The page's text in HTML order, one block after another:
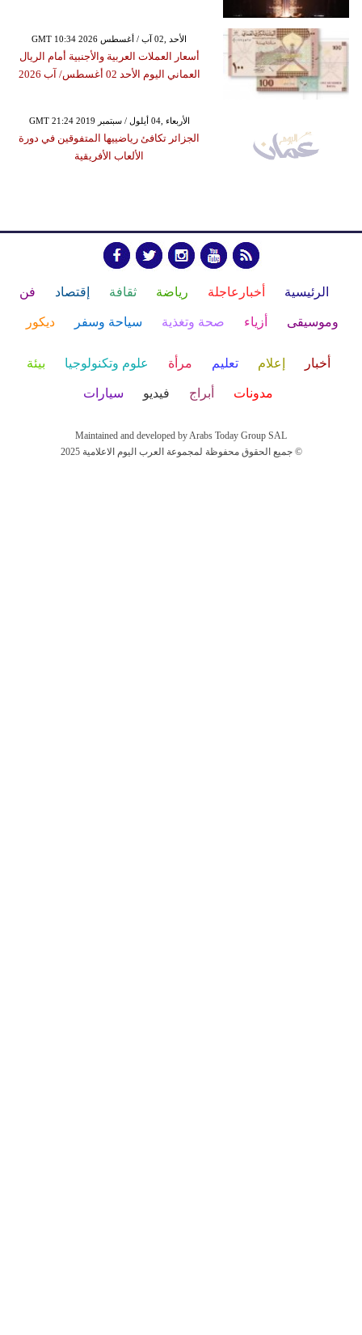
GMT 10:34 2026 الأحد ,02 آب / أغسطس
أسعار العملات العربية والأجنبية أمام الريال
العماني اليوم الأحد 02 أغسطس/ آب 2026
GMT 21:24 2019 الأربعاء ,04 أيلول / سبتمبر
الجزائر تكافئ رياضييها المتفوقين في دورة
الألعاب الأفريقية
الرئيسية أخبارعاجلة رياضة ثقافة إقتصاد فن
وموسيقى أزياء صحة وتغذية سياحة وسفر ديكور
أخبار إعلام تعليم مرأة علوم وتكنولوجيا بيئة
مدونات أبراج فيديو سيارات
Maintained and developed by Arabs Today Group SAL
جميع الحقوق محفوظة لمجموعة العرب اليوم الاعلامية 2025 ©